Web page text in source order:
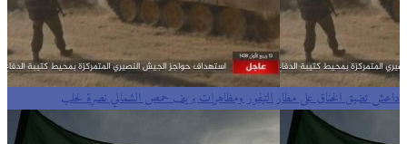
داعش تضيق الخناق على مطار التيفور ومظاهرات بريف حمص الشمالي نصرة لحلب